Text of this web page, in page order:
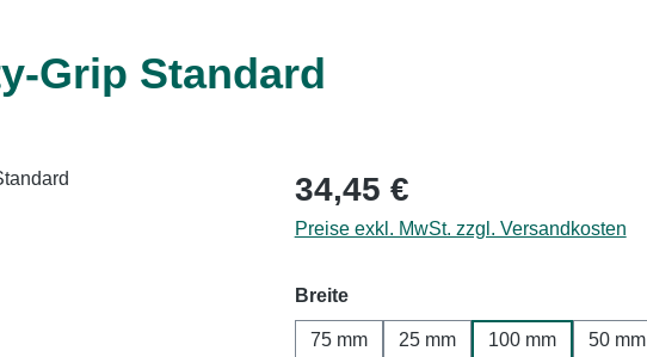
Grip Standard
Regulärer Preis:
34,45 €
Preise exkl. MwSt. zzgl. Versandkosten
Breiteauswählen
75 mm 25 mm 100 mm 50 mm